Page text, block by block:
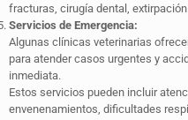
fracturas, cirugía dental,
Servicios de Emergencia:
Algunas clínicas veterinarias
para atender casos urgentes y
inmediata.
Estos servicios pueden incluir
envenenamientos, dificultades